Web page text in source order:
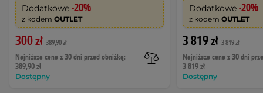
Dodatkowe -20%
z kodem OUTLET
300 zł 389,90 zł
Najniższa cena z 30 dni przed obniżką:
389,90 zł
Dostępny
Dodatkowe -20%
z kodemOUTLET
3 819 zł 3 819 zł
Najniższa cena z 30 dni
3 819 zł
Dostępny